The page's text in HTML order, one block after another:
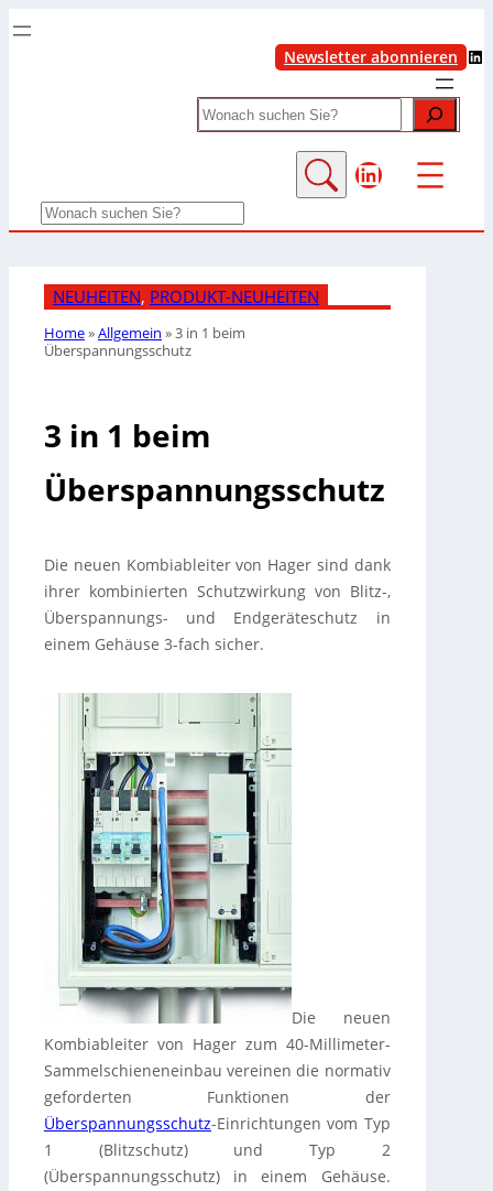
Newsletter abonnieren LinkedIn
Search
LinkedIn
Search
NEUHEITEN, PRODUKT-NEUHEITEN
Home»Allgemein »3 in 1 beim
Überspannungsschutz
3 in 1 beim
Überspannungsschutz
Die neuen Kombiableiter von Hager sind dank
ihrer kombinierten Schutzwirkung von Blitz-,
Überspannungs- und Endgeräteschutz in
einem Gehäuse 3-fach sicher.
Die neuen
Kombiableiter von Hager zum 40-Millimeter-
Sammelschieneneinbau vereinen die normativ
geforderten Funktionen der
Überspannungsschutz-Einrichtungen vom Typ
1 (Blitzschutz) und Typ 2
(Überspannungsschutz) in einem Gehäuse.